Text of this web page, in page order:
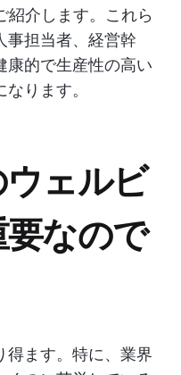
紹介します。これら
事担当者、経営幹
康的で生産性の高い
ります。
ェルビ
なので
得ます。特に、業界